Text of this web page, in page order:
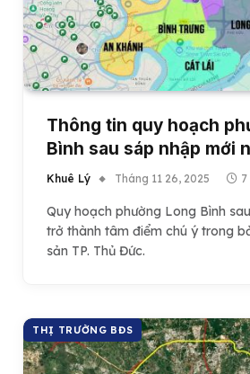
Thông tin quy hoạch
Bình sau sáp nhập mới
Khuê Lý Tháng 11 26, 2025
Quy hoạch phường Long Bình
trở thành tâm điểm chú ý trong
sản TP. Thủ Đức.
THỊ TRƯỜNG BĐS